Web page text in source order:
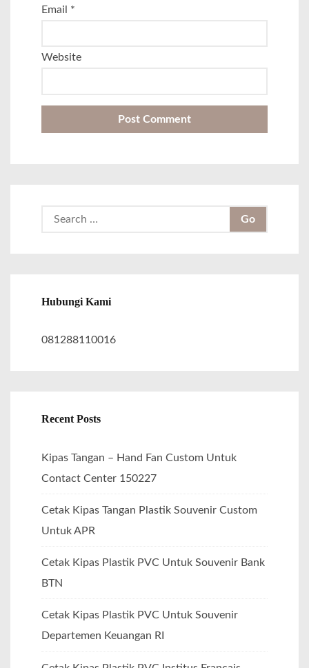
Email *
Website
c
f
Hubungi Kami
081288110016
Recent Posts
Kipas Tangan – Hand Fan Custom Untuk
Contact Center 150227
Cetak Kipas Tangan Plastik Souvenir Custom
Untuk APR
Cetak Kipas Plastik PVC Untuk Souvenir Bank
BTN
Cetak Kipas Plastik PVC Untuk Souvenir
Departemen Keuangan RI